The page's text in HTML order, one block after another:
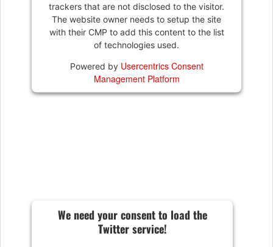
trackers that are not disclosed to the visitor.
The website owner needs to setup the site
with their CMP to add this content to the list
of technologies used.
Powered by Usercentrics Consent
Management Platform
We need your consent to load the
Twitter service!